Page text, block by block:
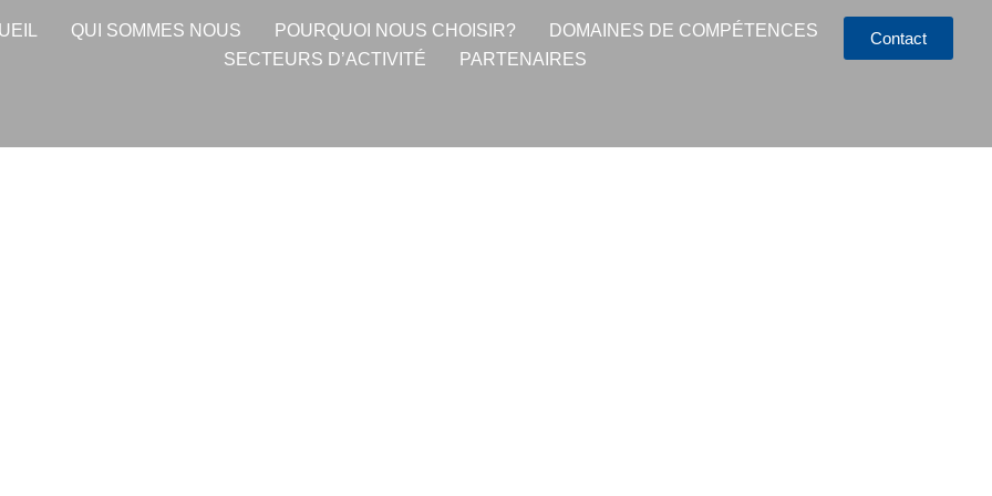
QUI SOMMES NOUS POURQUOI NOUS CHOISIR?
DOMAINES DE COMPÉTENCES
SECTEURS D’ACTIVITÉ
PARTENAIRES
Contact